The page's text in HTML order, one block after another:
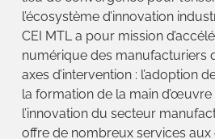
l’écosystème d’innovation
CEI MTL a pour mission
numérique des manufacturiers
axes d’intervention : l’adoption
la formation de la main
l’innovation du secteur
offre de nombreux services